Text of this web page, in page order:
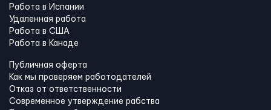
Работа в Испании
Удаленная работа
Работа в США
Работа в Канадe
Публичная оферта
Как мы проверяем работодателей
Отказ от ответственности
Современное утверждение рабства